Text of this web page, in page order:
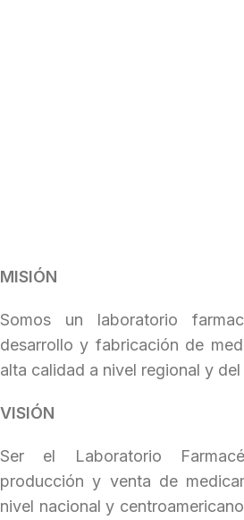
MISIÓN
Somos un laboratorio
desarrollo y fabricación de
alta calidad a nivel regional y del
VISIÓN
Ser el Laboratorio
producción y venta de
nivel nacional y